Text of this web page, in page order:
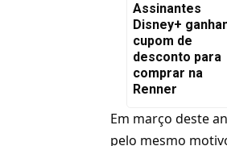
Assinantes
Disney+
cupom de
desconto para
comprar na
Renner
Em março deste
pelo mesmo